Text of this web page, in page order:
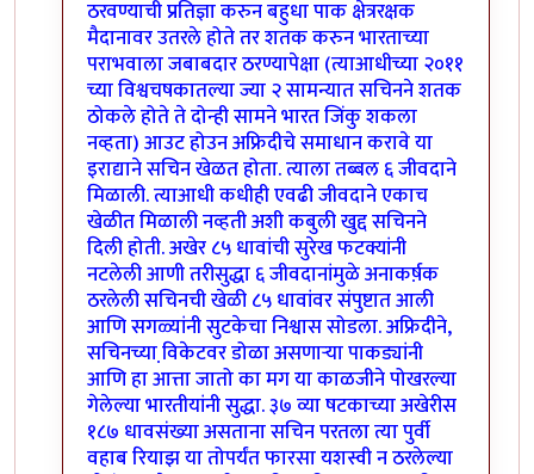
ठरवण्याची प्रतिज्ञा करुन बहुधा पाक क्षेत्ररक्षक
मैदानावर उतरले होते तर शतक करुन भारताच्या
पराभवाला जबाबदार ठरण्यापेक्षा (त्याआधीच्या २०११
च्या विश्वचषकातल्या ज्या २ सामन्यात सचिनने शतक
ठोकले होते ते दोन्ही सामने भारत जिंकु शकला
नव्हता) आउट होउन अफ्रिदीचे समाधान करावे या
इराद्याने सचिन खेळत होता. त्याला तब्बल ६ जीवदाने
मिळाली. त्याआधी कधीही एवढी जीवदाने एकाच
खेळीत मिळाली नव्हती अशी कबुली खुद्द सचिनने
दिली होती. अखेर ८५ धावांची सुरेख फटक्यांनी
नटलेली आणी तरीसुद्धा ६ जीवदानांमुळे अनाकर्ष़क
ठरलेली सचिनची खेळी ८५ धावांवर संपुष्टात आली
आणि सगळ्यांनी सुटकेचा निश्वास सोडला. अफ्रिदीने,
सचिनच्या वि़केटवर डोळा असणार्‍या पाकड्यांनी
आणि हा आत्ता जातो का मग या काळजीने पोखरल्या
गेलेल्या भारतीयांनी सुद्धा. ३७ व्या षटकाच्या अखेरीस
१८७ धावसंख्या असताना सचिन परतला त्या पुर्वी
वहाब रियाझ या तोपर्यंत फारसा यशस्वी न ठरलेल्या